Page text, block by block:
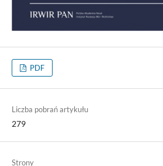
PDF
Liczba pobrań artykułu
279
Strony